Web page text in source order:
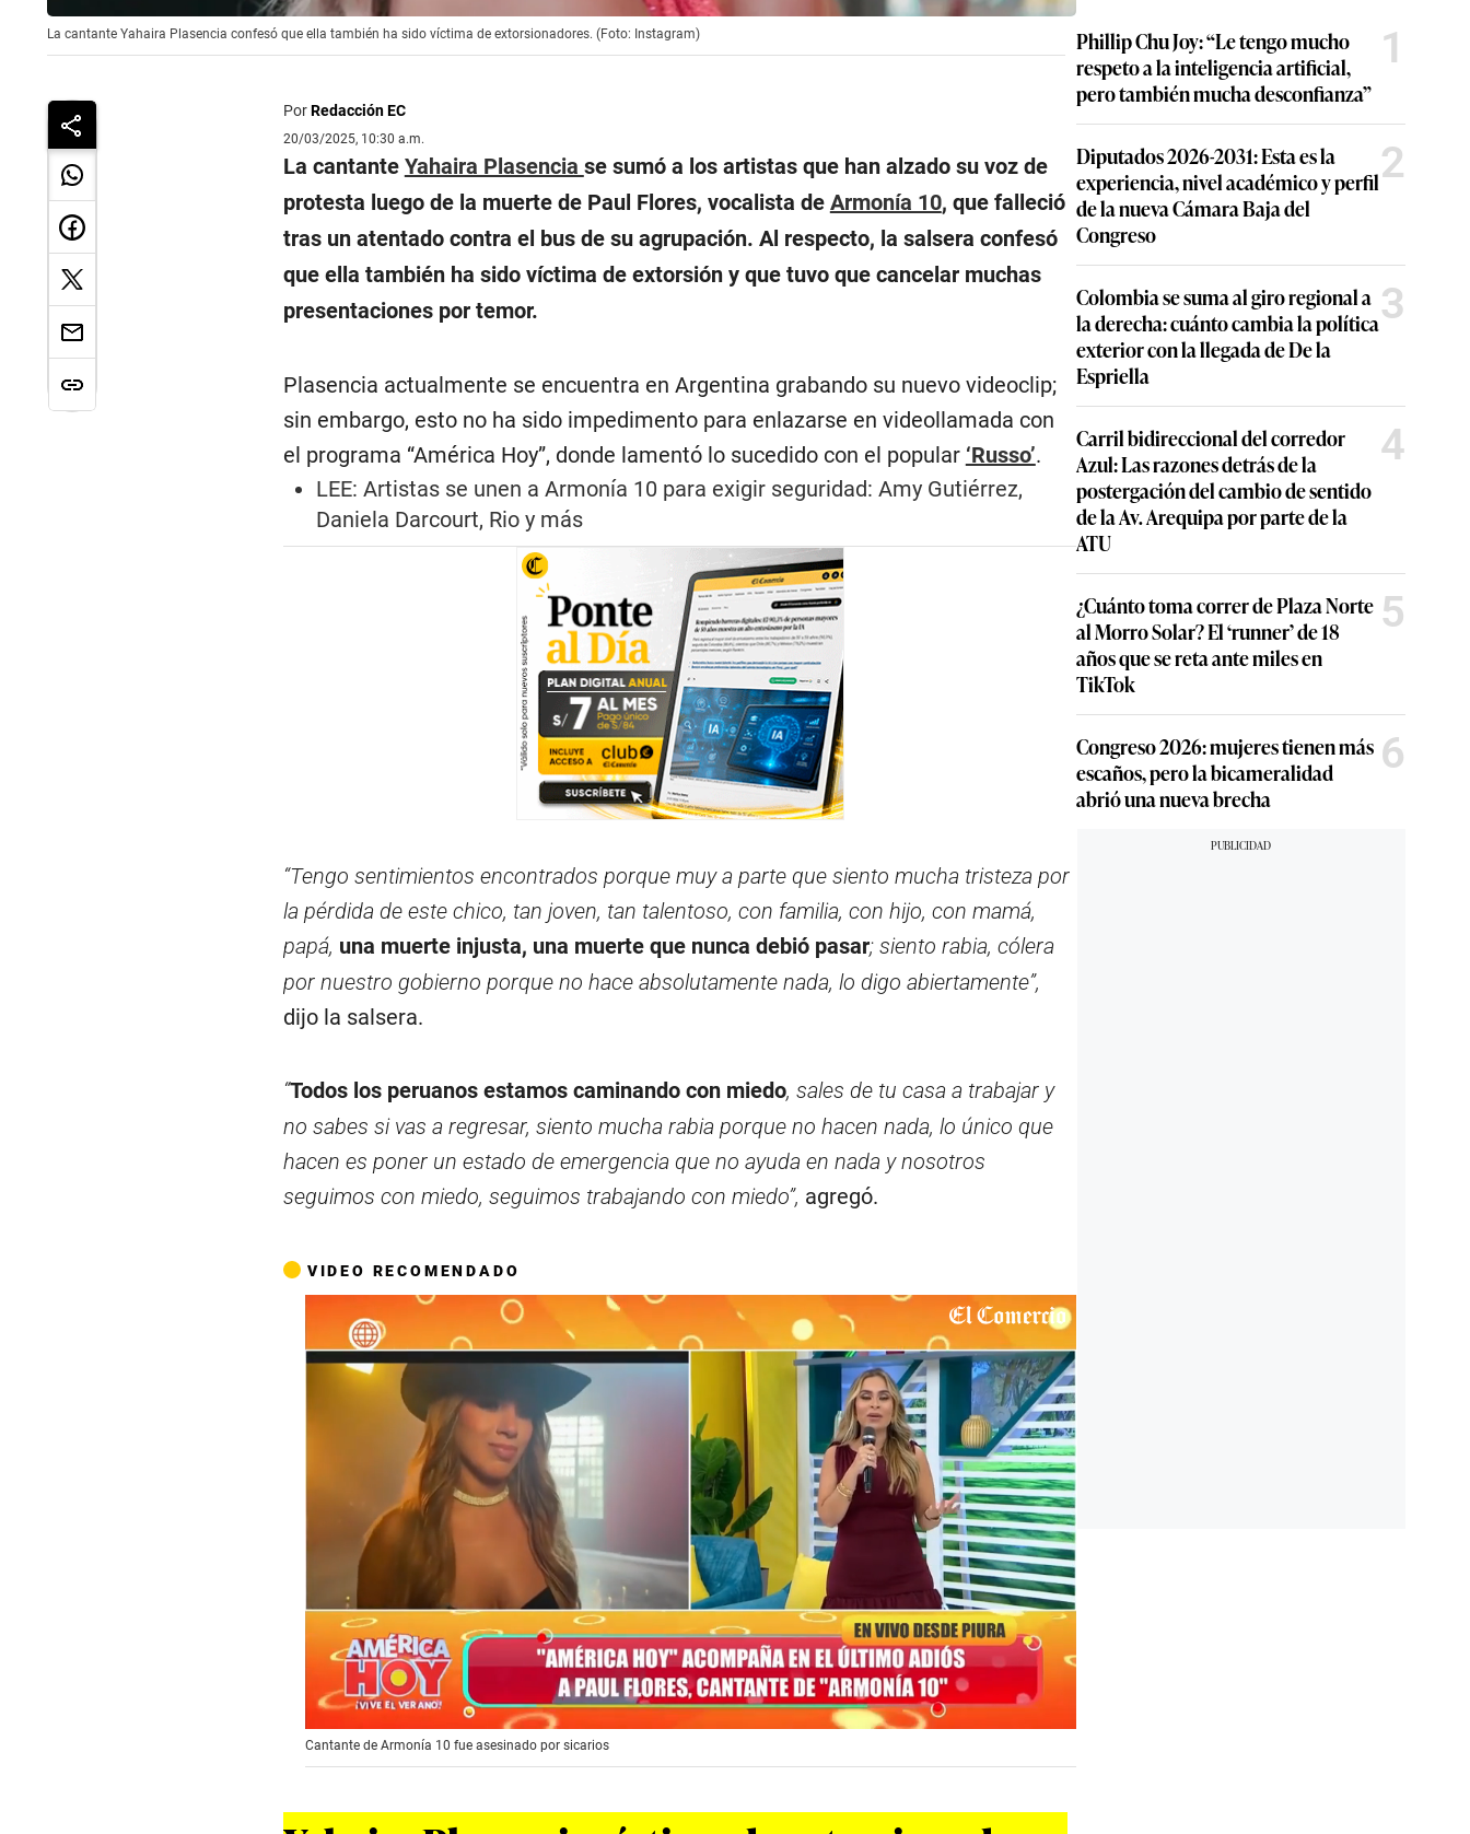
La cantante Yahaira Plasencia confesó que ella también ha sido víctima de extorsionadores. (Foto: Instagram)
PorRedacción EC
20/03/2025, 10:30 a.m.
La cantante Yahaira Plasencia se sumó a los artistas que han alzado su voz de
protesta luego de la muerte de Paul Flores, vocalista de Armonía 10, que falleció
tras un atentado contra el bus de su agrupación. Al respecto, la salsera confesó
que ella también ha sido víctima de extorsión y que tuvo que cancelar muchas
presentaciones por temor.
Plasencia actualmente se encuentra en Argentina grabando su nuevo videoclip;
sin embargo, esto no ha sido impedimento para enlazarse en videollamada con
el programa “América Hoy”, donde lamentó lo sucedido con el popular ‘Russo’.
LEE: Artistas se unen a Armonía 10 para exigir seguridad: Amy Gutiérrez,
Daniela Darcourt, Rio y más
“Tengo sentimientos encontrados porque muy a parte que siento mucha tristeza por
la pérdida de este chico, tan joven, tan talentoso, con familia, con hijo, con mamá,
papá, una muerte injusta, una muerte que nunca debió pasar; siento rabia, cólera
por nuestro gobierno porque no hace absolutamente nada, lo digo abiertamente”,
dijo la salsera.
“Todos los peruanos estamos caminando con miedo, sales de tu casa a trabajar y
no sabes si vas a regresar, siento mucha rabia porque no hacen nada, lo único que
hacen es poner un estado de emergencia que no ayuda en nada y nosotros
seguimos con miedo, seguimos trabajando con miedo”, agregó.
VIDEO RECOMENDADO
0
s
e
Cantante de Armonía 10 fue asesinado por sicarios
Phillip Chu Joy: “Le tengo mucho
respeto a la inteligencia artificial,
pero también mucha desconfianza”
1
Diputados 2026-2031: Esta es la
experiencia, nivel académico y perfil
de la nueva Cámara Baja del
Congreso
2
Colombia se suma al giro regional a
la derecha: cuánto cambia la política
exterior con la llegada de De la
Espriella
3
Carril bidireccional del corredor
Azul: Las razones detrás de la
postergación del cambio de sentido
de la Av. Arequipa por parte de la
ATU
4
¿Cuánto toma correr de Plaza Norte
al Morro Solar? El ‘runner’ de 18
años que se reta ante miles en
TikTok
5
Congreso 2026: mujeres tienen más
escaños, pero la bicameralidad
abrió una nueva brecha
6